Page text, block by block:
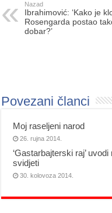
Nazad
Ibrahimović: ‘Kako je
Rosengarda postao
dobar?’
Povezani članci
Moj raseljeni narod
26. rujna 2014.
‘Gastarbajterski raj’
svidjeti
30. kolovoza 2014.